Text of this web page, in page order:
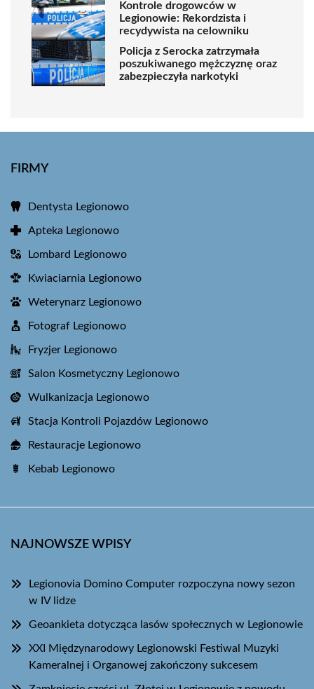
Kontrole drogowców w
Legionowie: Rekordzista i
recydywista na celowniku
Policja z Serocka zatrzymała
poszukiwanego mężczyznę oraz
zabezpieczyła narkotyki
FIRMY
Dentysta Legionowo
Apteka Legionowo
Lombard Legionowo
Kwiaciarnia Legionowo
Weterynarz Legionowo
Fotograf Legionowo
Fryzjer Legionowo
Salon Kosmetyczny Legionowo
Wulkanizacja Legionowo
Stacja Kontroli Pojazdów Legionowo
Restauracje Legionowo
Kebab Legionowo
NAJNOWSZE WPISY
Legionovia Domino Computer rozpoczyna nowy sezon
w IV lidze
Geoankieta dotycząca lasów społecznych w Legionowie
XXI Międzynarodowy Legionowski Festiwal Muzyki
Kameralnej i Organowej zakończony sukcesem